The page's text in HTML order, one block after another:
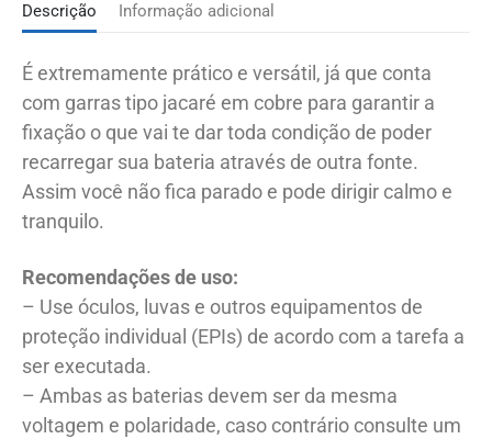
Descrição Informação adicional
É extremamente prático e versátil, já que conta
com garras tipo jacaré em cobre para garantir a
fixação o que vai te dar toda condição de poder
recarregar sua bateria através de outra fonte.
Assim você não fica parado e pode dirigir calmo e
tranquilo.
Recomendações de uso:
– Use óculos, luvas e outros equipamentos de
proteção individual (EPIs) de acordo com a tarefa a
ser executada.
– Ambas as baterias devem ser da mesma
voltagem e polaridade, caso contrário consulte um